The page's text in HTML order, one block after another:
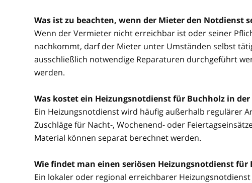
Was ist zu beachten, wenn der Mieter den Notdienst
Wenn der Vermieter nicht erreichbar ist oder seiner
nachkommt, darf der Mieter unter Umständen selbst
ausschließlich notwendige Reparaturen durchgeführt
werden.
Was kostet ein Heizungsnotdienst für Buchholz in der
Ein Heizungsnotdienst wird häufig außerhalb regulärer
Zuschläge für Nacht-, Wochenend- oder
Material können separat berechnet werden.
Wie findet man einen seriösen Heizungsnotdienst für
Ein lokaler oder regional erreichbarer